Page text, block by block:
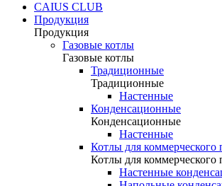
CAIUS CLUB
Продукция
Продукция
Газовые котлы
Газовые котлы
Традиционные
Традиционные
Настенные
Конденсационные
Конденсационные
Настенные
Котлы для коммерческого
Котлы для коммерческого
Настенные